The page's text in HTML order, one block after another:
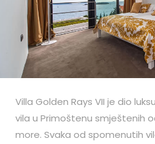
Villa Golden Rays VII je dio
vila u Primoštenu smještenih
more. Svaka od spomenutih